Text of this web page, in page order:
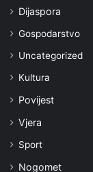
Dijaspora
Gospodarstvo
Uncategorized
Kultura
Povijest
Vjera
Sport
Nogomet